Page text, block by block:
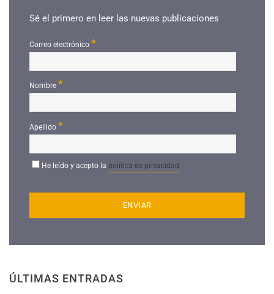
Sé el primero en leer las nuevas publicaciones
Correo electrónico*
Nombre *
Apellido*
He leído y acepto la política de privacidad
ÚLTIMAS ENTRADAS